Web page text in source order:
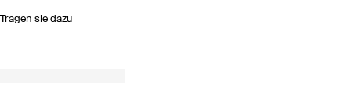
Tragen sie dazu